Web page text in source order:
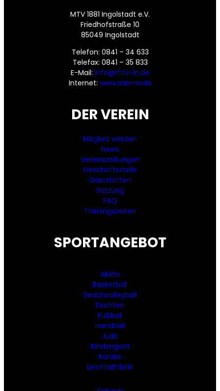
MTV 1881 Ingolstadt e.V.
Friedhofstraße 10
85049 Ingolstadt
Telefon: 0841 – 34 633
Telefax: 0841 – 35 833
E-Mail: info@mtv-in.de
Internet: www.mtv-in.de
DER VEREIN
Mitglied werden
News
Vereinszeitungen
Geschäftsstelle
Gaststätten
Satzung
FAQ
Trainingszeiten
SPORTANGEBOT
Aikido
Basketball
Beachvolleyball
Fechten
Fußball
Handball
Judo
Kindersport
Karate
Leichtathletik